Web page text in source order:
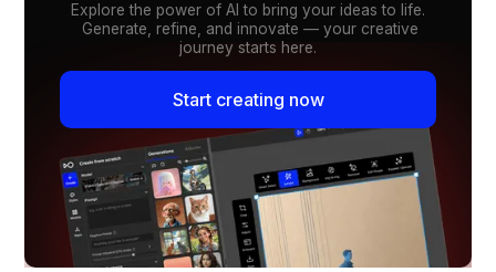
Explore the power of AI to bring your ideas to life.
Generate, refine, and innovate — your creative
journey starts here.
Start creating now